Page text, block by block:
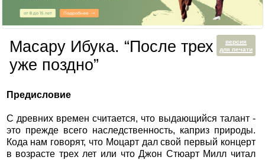
версия
для печати
Масару Ибука. “После трех
уже поздно”
Предисловие
С древних времен считается, что выдающийся талант -
это прежде всего наследственность, каприз природы.
Кода нам говорят, что Моцарт дал свой первый концерт
в возрасте трех лет или что Джон Стюарт Милл читал